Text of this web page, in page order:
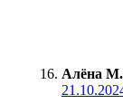
Алёна М.